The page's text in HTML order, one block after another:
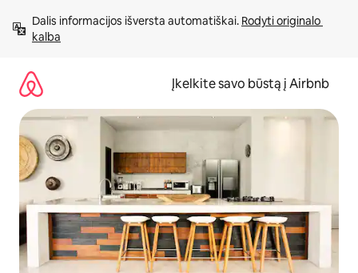
prie
turinio
Dalis informacijos išversta automatiškai. Rodyti originalo
kalba
Įkelkite savo būstą į Airbnb